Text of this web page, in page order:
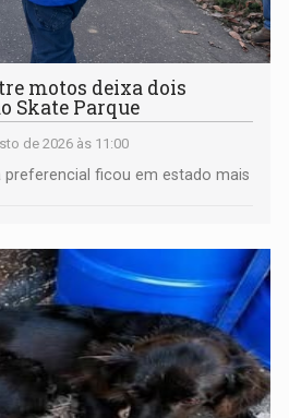
motos deixa dois
Skate Parque
de 2026 às 11:00
preferencial ficou em estado mais